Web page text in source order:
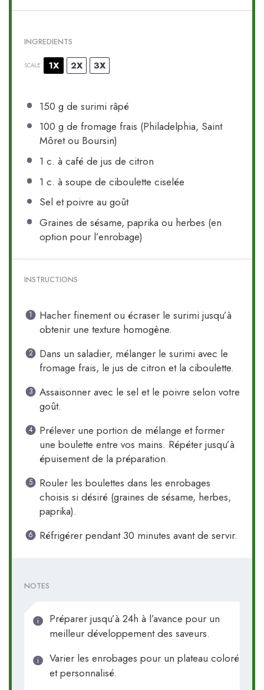
INGREDIENTS
SCALE 1X 2X 3X
150 g de surimi râpé
100 g de fromage frais (Philadelphia, Saint
Môret ou Boursin)
1 c. à café de jus de citron
1 c. à soupe de ciboulette ciselée
Sel et poivre au goût
Graines de sésame, paprika ou herbes (en
option pour l’enrobage)
INSTRUCTIONS
Hacher finement ou écraser le surimi jusqu’à
obtenir une texture homogène.
Dans un saladier, mélanger le surimi avec le
fromage frais, le jus de citron et la ciboulette.
Assaisonner avec le sel et le poivre selon votre
goût.
Prélever une portion de mélange et former
une boulette entre vos mains. Répéter jusqu’à
épuisement de la préparation.
Rouler les boulettes dans les enrobages
choisis si désiré (graines de sésame, herbes,
paprika).
Réfrigérer pendant 30 minutes avant de servir.
NOTES
Préparer jusqu’à 24h à l’avance pour un
meilleur développement des saveurs.
Varier les enrobages pour un plateau coloré
et personnalisé.